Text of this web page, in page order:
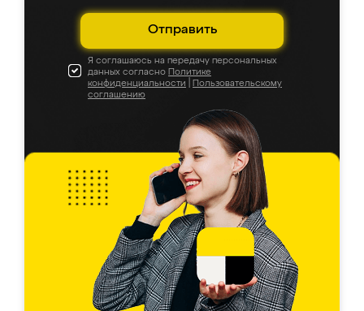
Отправить
Я соглашаюсь на передачу персональных
данных согласно Политике
конфиденциальности
Пользовательскому
соглашению